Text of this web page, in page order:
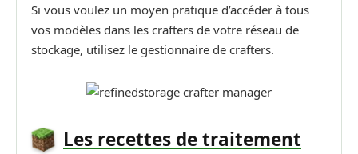
Si vous voulez un moyen pratique d’accéder à tous
vos modèles dans les crafters de votre réseau de
stockage, utilisez le gestionnaire de crafters.
Les recettes de traitement